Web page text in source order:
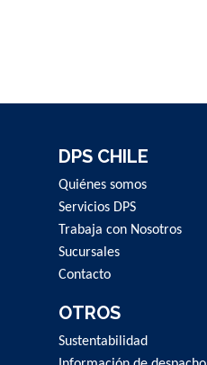
DPS CHILE
Quiénes somos
Servicios DPS
Trabaja con Nosotros
Sucursales
Contacto
OTROS
Sustentabilidad